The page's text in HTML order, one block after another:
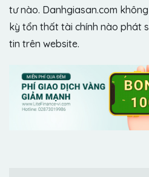
tư nào. Danhgiasan.com
kỳ tổn thất tài chính nào phát
tin trên website.